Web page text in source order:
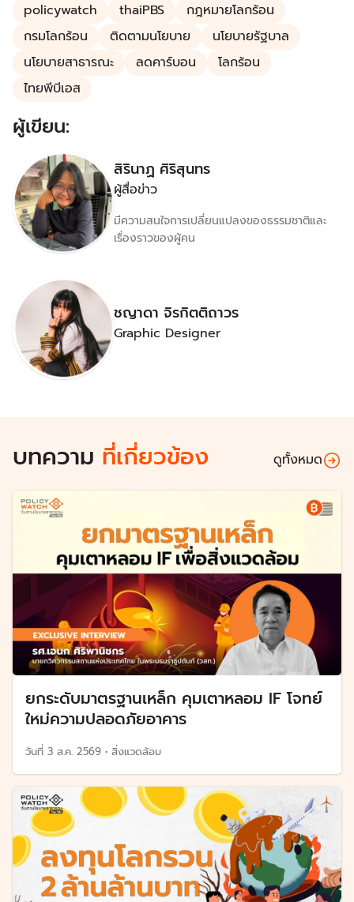
policywatch thaiPBS
กฎหมายโลกร้อน
กรมโลกร้อน
ติดตามนโยบาย
นโยบายรัฐบาล
นโยบายสาธารณะ
ลดคาร์บอน
โลกร้อน
ไทยพีบีเอส
ผู้เขียน:
สิรินาฏ ศิริสุนทร
ผู้สื่อข่าว
มีความสนใจการเปลี่ยนแปลงของธรรมชาติและ
เรื่องราวของผู้คน
ชญาดา จิรกิตติถาวร
Graphic Designer
บทความ ที่เกี่ยวข้อง ดูทั้งหมด
ยกระดับมาตรฐานเหล็ก คุมเตาหลอม IF โจทย์
ใหม่ความปลอดภัยอาคาร
วันที่ 3 ส.ค. 2569 • สิ่งแวดล้อม